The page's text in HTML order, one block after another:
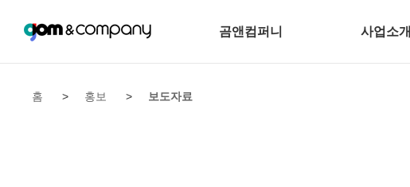
곰앤컴퍼니 사업소개
홈 > 홍보 > 보도자료